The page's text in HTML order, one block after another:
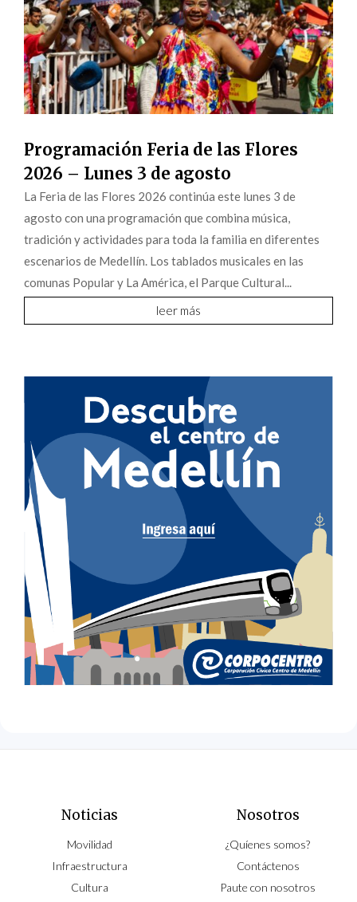
Programación Feria de las Flores
2026 – Lunes 3 de agosto
La Feria de las Flores 2026 continúa este lunes 3 de
agosto con una programación que combina música,
tradición y actividades para toda la familia en diferentes
escenarios de Medellín. Los tablados musicales en las
comunas Popular y La América, el Parque Cultural...
leer más
Noticias
Movilidad
Infraestructura
Cultura
Nosotros
¿Quíenes somos?
Contáctenos
Paute con nosotros